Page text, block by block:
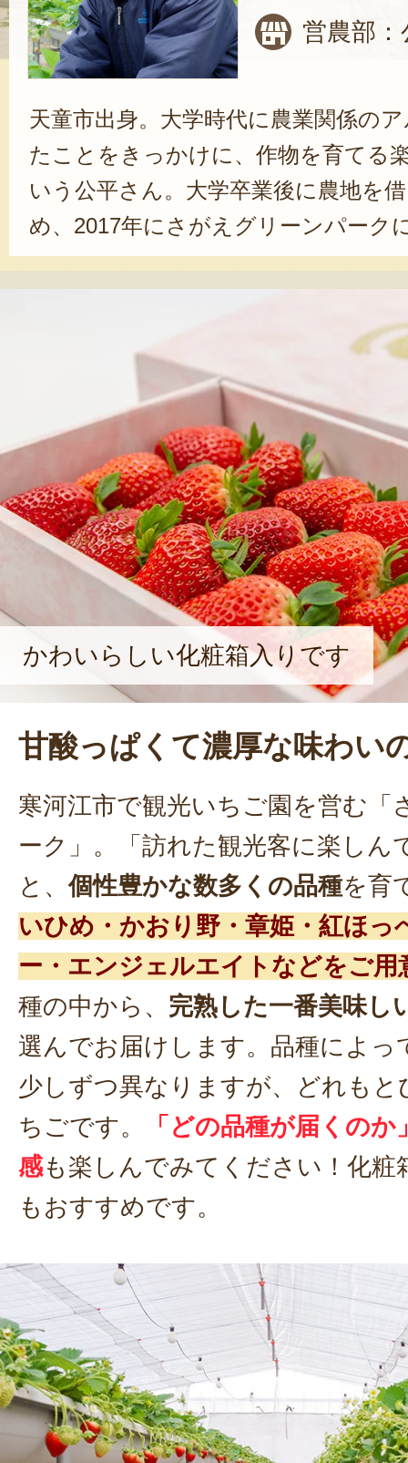
営農部
天童市出身。大学時代に農業関係の
たことをきっかけに、作物を育てる
いう公平さん。大学卒業後に農地を
め、2017年にさがえグリーンパーク
業をはじめた頃とは、規模がまった
学ばせてもらっています」と公平さ
らんぼやいちごのほか、野菜の栽培
ている。「観光農園のいいところは
味しかった』という声が直接聞ける
がいになっています」と、うれしそ
かわいらしい化粧箱入りです
甘酸っぱくて濃厚な味わい
寒河江市で観光いちご園を営む「
ーク」。「訪れた観光客に楽しん
と、個性豊かな数多くの品種を育
いひめ・かおり野・章姫・紅ほっ
ー・エンジェルエイトなどをご用
種の中から、 完熟した一番美味し
選んでお届けします。品種によっ
少しずつ異なりますが、どれもと
ちごです。
「どの品種が届くの
感も楽しんでみてください！化粧
もおすすめです。